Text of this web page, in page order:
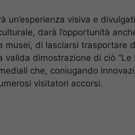
un’esperienza visiva e
darà l’opportunità
musei, di lasciarsi trasportare
valida dimostrazione di ciò “Le
che, coniugando
visitatori accorsi.